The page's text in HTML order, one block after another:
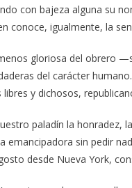
con bajeza alguna su
conoce, igualmente, la
gloriosa del obrero
del carácter
y dichosos,
paladín la honradez,
emancipadora sin pedir
desde Nueva York,